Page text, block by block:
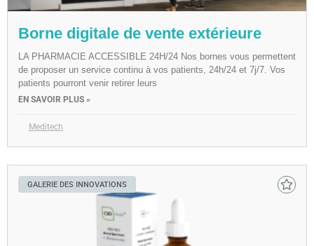
Borne digitale de vente extérieure
LA PHARMACIE ACCESSIBLE 24H/24 Nos bornes vous permettent
de proposer un service continu à vos patients, 24h/24 et 7j/7. Vos
patients pourront venir retirer leurs
EN SAVOIR PLUS »
Meditech
GALERIE DES INNOVATIONS